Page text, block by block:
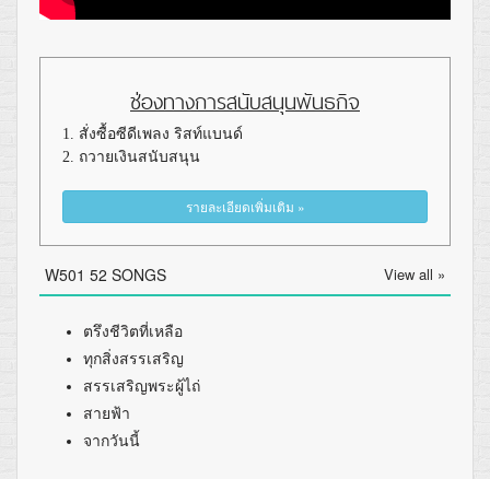
ช่องทางการสนับสนุนพันธกิจ
1. สั่งซื้อซีดีเพลง ริสท์แบนด์
2. ถวายเงินสนับสนุน
รายละเอียดเพิ่มเติม »
W501 52 SONGS View all »
ตรึงชีวิตที่เหลือ
ทุกสิ่งสรรเสริญ
สรรเสริญพระผู้ไถ่
สายฟ้า
จากวันนี้